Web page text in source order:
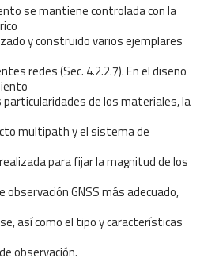
se mantiene controlada con la
y construido varios ejemplares
redes (Sec. 4.2.2.7). En el diseño
de los materiales, la
multipath y el sistema de
para fijar la magnitud de los
GNSS más adecuado,
así como el tipo y características
observación.